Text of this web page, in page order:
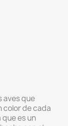
aves que
color de cada
que es un